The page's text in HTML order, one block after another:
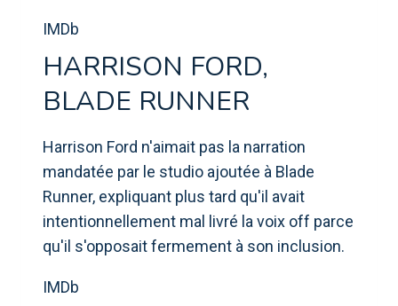
IMDb
HARRISON FORD,
BLADE RUNNER
Harrison Ford n'aimait pas la narration
mandatée par le studio ajoutée à Blade
Runner, expliquant plus tard qu'il avait
intentionnellement mal livré la voix off parce
qu'il s'opposait fermement à son inclusion.
IMDb